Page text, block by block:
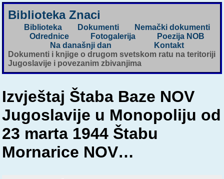
Biblioteka Znaci
Biblioteka Dokumenti
Nemački dokumenti
Odrednice
Fotogalerija
Poezija NOB
Na današnji dan
Kontakt
Dokumenti i knjige o drugom svetskom ratu na teritoriji
Jugoslavije i povezanim zbivanjima
Izvještaj Štaba Baze NOV
Jugoslavije u Monopoliju od
23 marta 1944 Štabu
Mornarice NOV…